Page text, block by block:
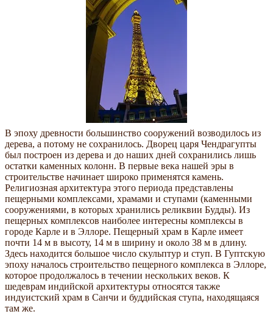
В эпоху древности большинство сооружений возводилось из
дерева, а потому не сохранилось. Дворец царя Чендрагупты
был построен из дерева и до наших дней сохранились лишь
остатки каменных колонн. В первые века нашей эры в
строительстве начинает широко применятся камень.
Религиозная архитектура этого периода представлены
пещерными комплексами, храмами и ступами (каменными
сооружениями, в которых хранились реликвии Будды). Из
пещерных комплексов наиболее интересны комплексы в
городе Карле и в Эллоре. Пещерный храм в Карле имеет
почти 14 м в высоту, 14 м в ширину и около 38 м в длину.
Здесь находится большое число скульптур и ступ. В Гуптскую
эпоху началось строительство пещерного комплекса в Эллоре,
которое продолжалось в течении нескольких веков. К
шедеврам индийской архитектуры относятся также
индуистский храм в Санчи и буддийская ступа, находящаяся
там же.